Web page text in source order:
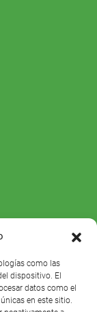
como las
dispositivo. El
datos como el
en este sitio.